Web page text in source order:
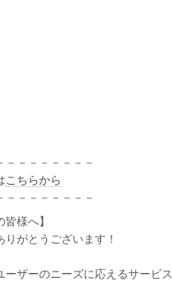
－－－－－－－－
こちらから
－－－－－－－－
様へ】
がとうございます！
ザーのニーズに応えるサービ